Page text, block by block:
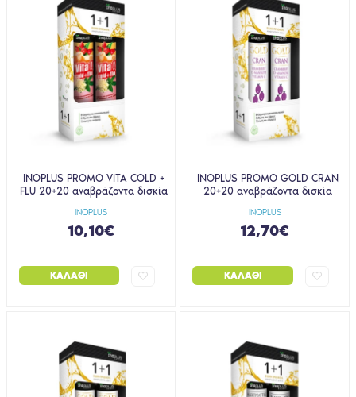
INOPLUS
INOPLUS PROMO VITA COLD +
FLU 20+20 αναβράζοντα δισκία
10,10€
ΚΑΛΆΘΙ
INOPLUS
INOPLUS PROMO GOLD CRAN
20+20 αναβράζοντα δισκία
12,70€
ΚΑΛΆΘΙ